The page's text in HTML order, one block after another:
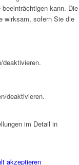
kann. Die
wirksam, sofern Sie die
deaktivieren.
deaktivieren.
im Detail in
akzeptieren